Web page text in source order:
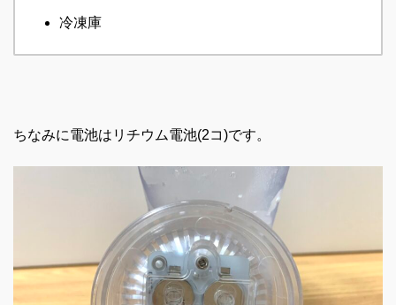
冷凍庫
ちなみに電池はリチウム電池(2コ)です。